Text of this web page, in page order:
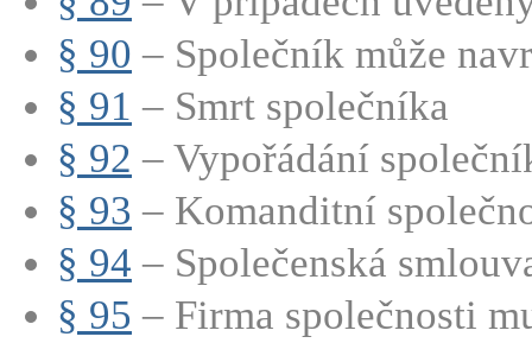
§ 90 – Společník může
§ 91 – Smrt společníka
§ 92 – Vypořádání
§ 93 – Komanditní
§ 94 – Společenská
§ 95 – Firma společnosti